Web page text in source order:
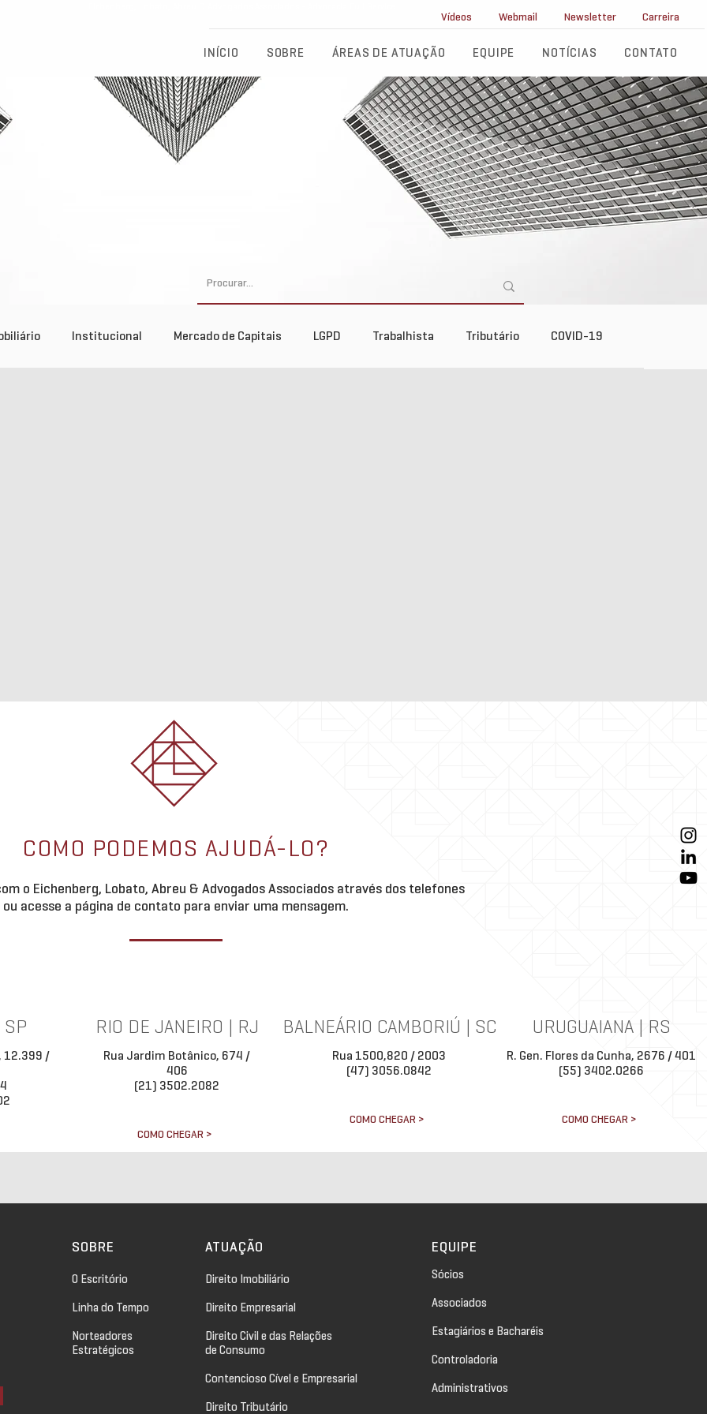
Vídeos Webmail Newsletter Carreira
INÍCIO SOBRE ÁREAS DE ATUAÇÃO EQUIPE NOTÍCIAS CONTATO
Institucional Mercado de Capitais LGPD Trabalhista Tributário COVID-19
SP
12.399 /
RIO DE JANEIRO | RJ
Rua Jardim Botânico, 674 /
406
(21) 3502.2082
COMO CHEGAR >
BALNEÁRIO CAMBORIÚ | SC
Rua 1500,820 / 2003
(47) 3056.0842
COMO CHEGAR >
URUGUAIANA | RS
R. Gen. Flores da Cunha, 2676 / 401
(55) 3402.0266
COMO CHEGAR >
COMO PODEMOS AJUDÁ-LO?
o Eichenberg, Lobato, Abreu & Advogados Associados através dos telefones
ou acesse a página de contato para enviar uma mensagem.
SOBRE
O Escritório
Linha do Tempo
Norteadores
Estratégicos
ATUAÇÃO
Direito Imobiliário
Direito Empresarial
Direito Civil e das Relações
de Consumo
Contencioso Cível e Empresarial
Direito Tributário
EQUIPE
Sócios
Associados
Estagiários e Bacharéis
Controladoria
Administrativos